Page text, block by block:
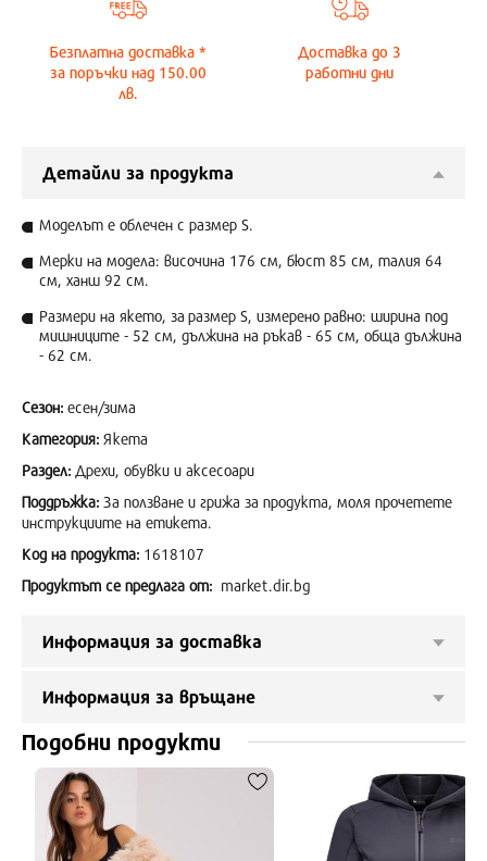
Безплатна доставка *
за поръчки над 150.00
лв.
Доставка до 3
работни дни
Детайли за продукта
Моделът е облечен с размер S.
Мерки на модела: височина 176 см, бюст 85 см, талия 64
см, ханш 92 см.
Размери на якето, за размер S, измерено равно: ширина под
мишниците - 52 см, дължина на ръкав - 65 см, обща дължина
- 62 см.
Сезон: есен/зима
Категория: Якета
Раздел: Дрехи, обувки и аксесоари
Поддръжка: За ползване и грижа за продукта, моля прочетете
инструкциите на етикета.
Код на продукта: 1618107
Продуктът се предлага от: market.dir.bg
Информация за доставка
Информация за връщане
Подобни продукти